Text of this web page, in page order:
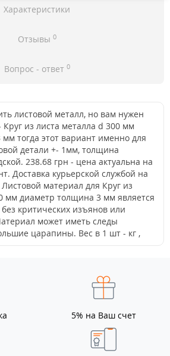
Характеристики
Отзывы 0
Вопрос - ответ 0
листовой металл, но вам нужен
Круг из листа металла d 300 мм
тогда этот вариант именно для
детали +- 1мм, толщина
238.68 грн - цена актуальна на
Доставка курьерской службой на
материал для Круг из
мм диаметр толщина 3 мм является
критических изъянов или
может иметь следы
царапины. Вес в 1 шт - кг ,
5% на Ваш счет